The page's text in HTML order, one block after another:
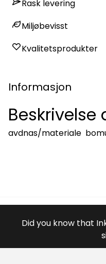
Rask levering
Miljøbevisst
Kvalitetsprodukter
Informasjon
Beskrivelse
avdnas/materiale
Did you know that